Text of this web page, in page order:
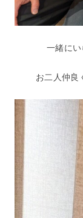
一緒に
お二人仲良